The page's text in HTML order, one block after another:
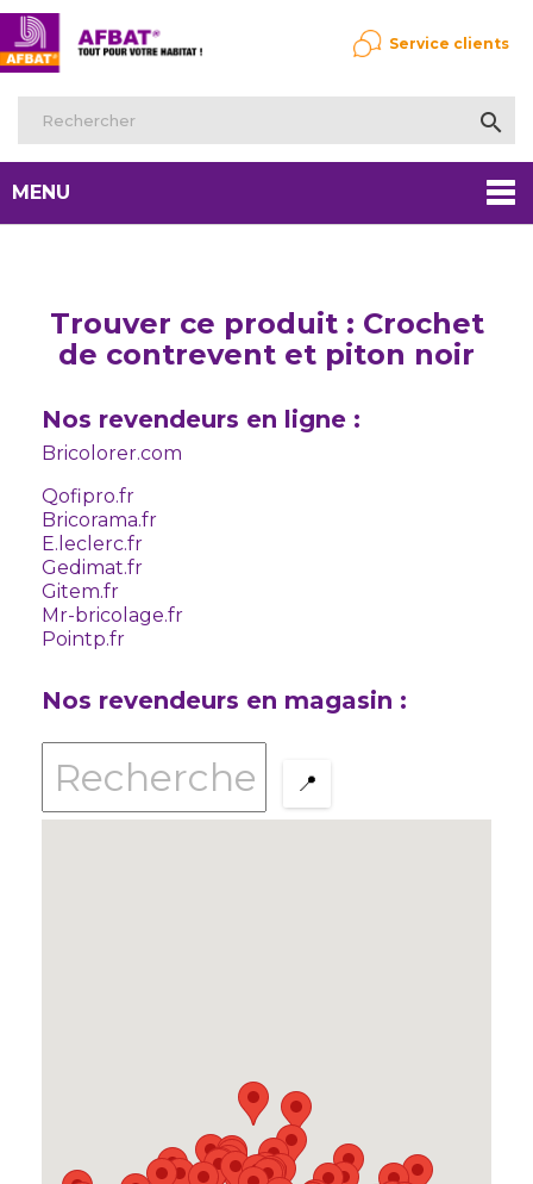

Service clients
MENU
Trouver ce produit : Crochet
de contrevent et piton noir
Nos revendeurs en ligne :
Bricolorer.com
Qofipro.fr
Bricorama.fr
E.leclerc.fr
Gedimat.fr
Gitem.fr
Mr-bricolage.fr
Pointp.fr
Nos revendeurs en magasin :
📍